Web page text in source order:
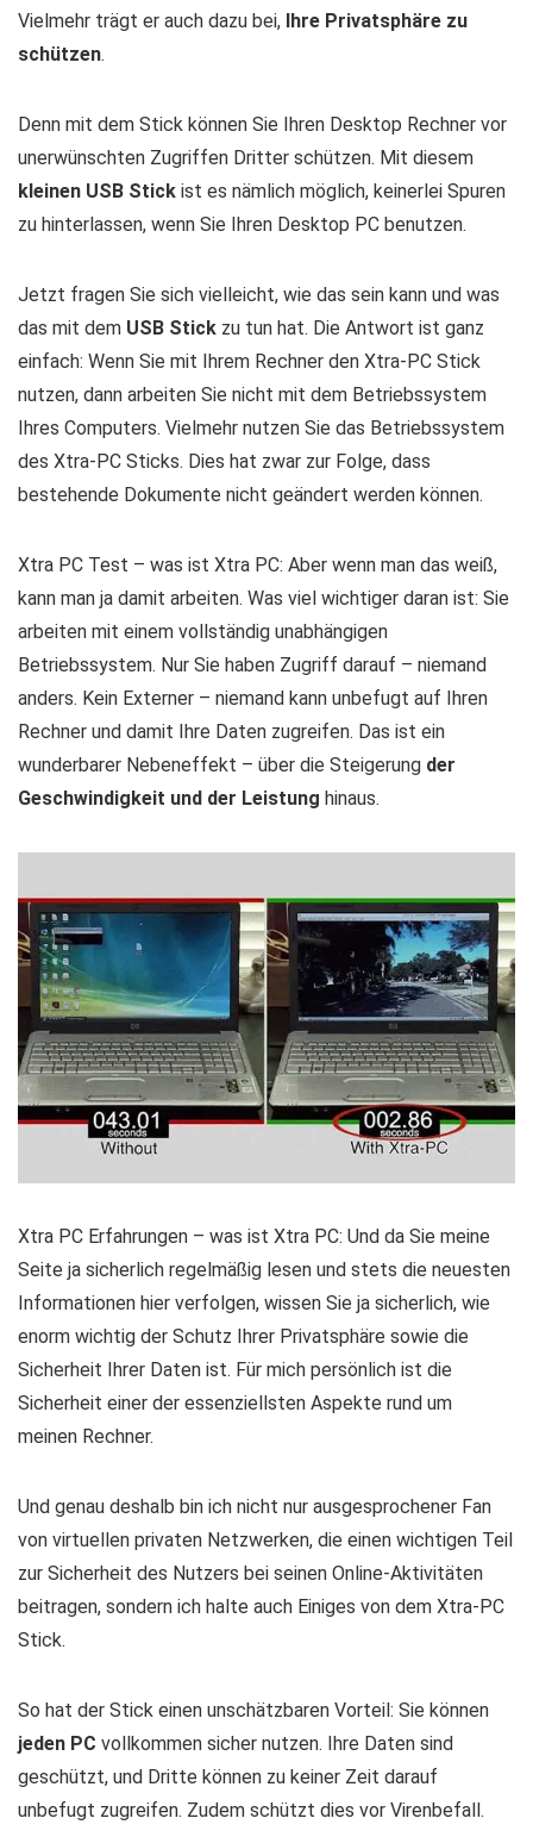
Vielmehr trägt er auch dazu bei, Ihre Privatsphäre zu
schützen.
Denn mit dem Stick können Sie Ihren Desktop Rechner vor
unerwünschten Zugriffen Dritter schützen. Mit diesem
kleinen USB Stick ist es nämlich möglich, keinerlei Spuren
zu hinterlassen, wenn Sie Ihren Desktop PC benutzen.
Jetzt fragen Sie sich vielleicht, wie das sein kann und was
das mit dem USB Stick zu tun hat. Die Antwort ist ganz
einfach: Wenn Sie mit Ihrem Rechner den Xtra-PC Stick
nutzen, dann arbeiten Sie nicht mit dem Betriebssystem
Ihres Computers. Vielmehr nutzen Sie das Betriebssystem
des Xtra-PC Sticks. Dies hat zwar zur Folge, dass
bestehende Dokumente nicht geändert werden können.
Xtra PC Test – was ist Xtra PC: Aber wenn man das weiß,
kann man ja damit arbeiten. Was viel wichtiger daran ist: Sie
arbeiten mit einem vollständig unabhängigen
Betriebssystem. Nur Sie haben Zugriff darauf – niemand
anders. Kein Externer – niemand kann unbefugt auf Ihren
Rechner und damit Ihre Daten zugreifen. Das ist ein
wunderbarer Nebeneffekt – über die Steigerung der
Geschwindigkeit und der Leistung hinaus.
Xtra PC Erfahrungen – was ist Xtra PC: Und da Sie meine
Seite ja sicherlich regelmäßig lesen und stets die neuesten
Informationen hier verfolgen, wissen Sie ja sicherlich, wie
enorm wichtig der Schutz Ihrer Privatsphäre sowie die
Sicherheit Ihrer Daten ist. Für mich persönlich ist die
Sicherheit einer der essenziellsten Aspekte rund um
meinen Rechner.
Und genau deshalb bin ich nicht nur ausgesprochener Fan
von virtuellen privaten Netzwerken, die einen wichtigen Teil
zur Sicherheit des Nutzers bei seinen Online-Aktivitäten
beitragen, sondern ich halte auch Einiges von dem Xtra-PC
Stick.
So hat der Stick einen unschätzbaren Vorteil: Sie können
jeden PC vollkommen sicher nutzen. Ihre Daten sind
geschützt, und Dritte können zu keiner Zeit darauf
unbefugt zugreifen. Zudem schützt dies vor Virenbefall.